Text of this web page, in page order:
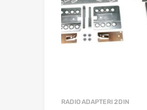
RADIO ADAPTERI 2DIN